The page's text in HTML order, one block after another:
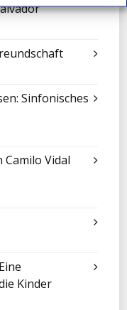
Sinfonisches
Camilo Vidal
Kinder